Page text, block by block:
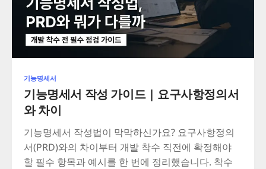
기능명세서
기능명세서 작성 가이드 | 요구사항정의서
와 차이
기능명세서 작성법이 막막하신가요? 요구사항정의
서(PRD)와의 차이부터 개발 착수 직전에 확정해야
할 필수 항목과 예시를 한 번에 정리했습니다. 착수